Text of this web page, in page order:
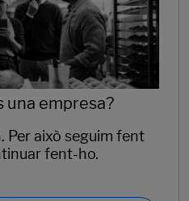
una empresa?
Per això seguim fent
fent-ho.